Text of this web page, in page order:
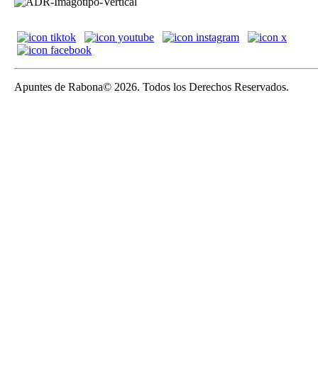
Apuntes de Rabona© 2026. Todos los Derechos Reservados.